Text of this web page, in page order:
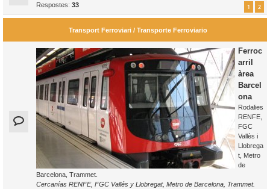
Respostes: 33 1 2
Transport Ferroviari / Transporte Ferroviario
Ferroc
arril
àrea
Barcel
ona
Rodalies
RENFE,
FGC
Vallès i
Llobrega
t, Metro
de
Barcelona, Trammet.
Cercanías RENFE, FGC Vallés y Llobregat, Metro de Barcelona, Trammet.